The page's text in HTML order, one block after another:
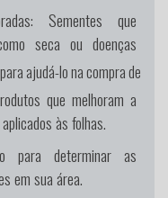
Sementes que
seca ou doenças
que melhoram a
às folhas.
ajudá-lo na compra de
para determinar as
em sua área.